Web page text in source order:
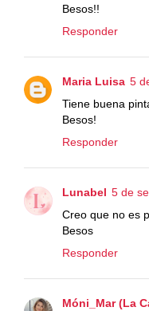
Besos!!
Responder
Maria Luisa 5
Tiene buena
Besos!
Responder
Lunabel 5 de
Creo que no es
Besos
Responder
Móni_Mar (La